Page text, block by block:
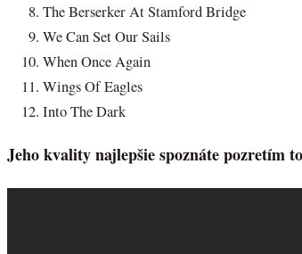
The Berserker At Stamford Bridge
We Can Set Our Sails
When Once Again
Wings Of Eagles
Into The Dark
Jeho kvality najlepšie spoznáte pozretím